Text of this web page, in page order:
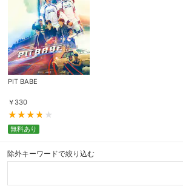
PIT BABE
￥ 330
無料あり
除外キーワードで絞り込む